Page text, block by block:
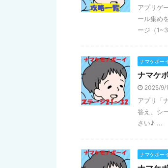
アプリゲ
ール集め
ージ（
ナマケボー
ナマケ
2025/9/
アプリ「
答え、シ
さい♪ ...
ナマケボー